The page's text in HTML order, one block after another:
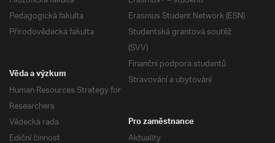
Pedagogická fakulta
Přírodovědecká fakulta
Erasmus Student Network (ESN)
Studentská grantová soutěž
(SVV)
Finanční podpora studentů
Stravování a ubytování
Věda a výzkum
Human Resources Strategy for
Researchers
Vědecká rada
Ediční činnost
Pro zaměstnance
Aktuality